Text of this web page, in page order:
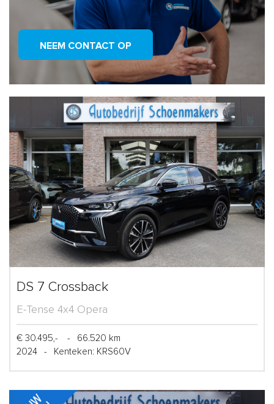
NEEM CONTACT OP
DS 7 Crossback
E-Tense 4x4 Opera
€ 30.495,- -
66.520 km
2024
- Kenteken: KRS60V